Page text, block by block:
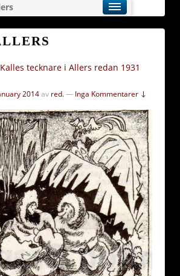
Kalles tecknare i Allers redan 1931
2014av red.— Inga Kommentarer ↓